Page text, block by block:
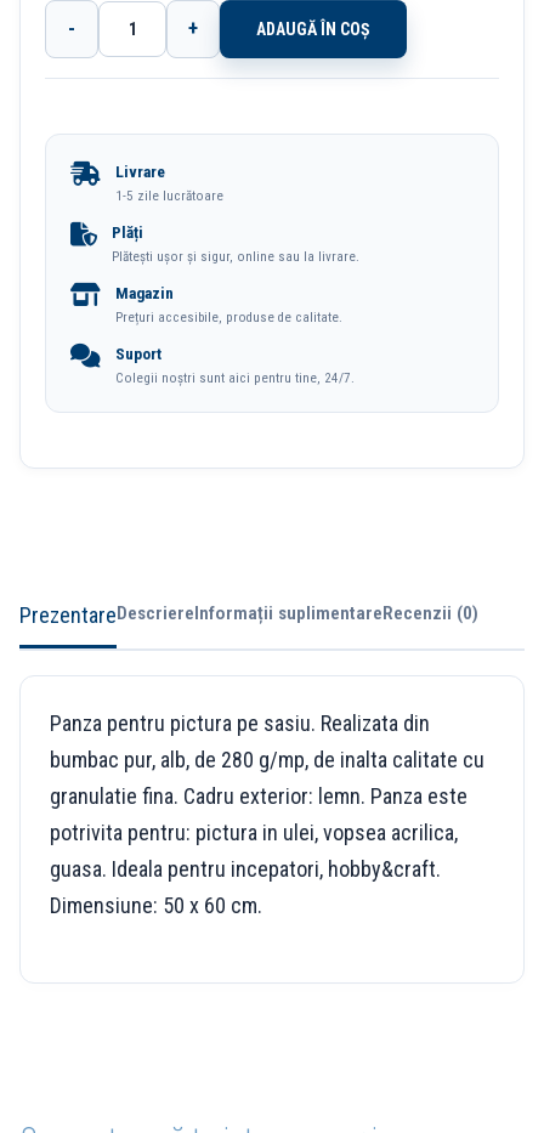
Cantitate
Panza
Sasiu
50*60cm
Deli
- + ADAUGĂ ÎN COȘ
Livrare
1-5 zile lucrătoare
Plăți
Plătești ușor și sigur, online sau la livrare.
Magazin
Prețuri accesibile, produse de calitate.
Suport
Colegii noștri sunt aici pentru tine, 24/7.
PrezentareDescriereInformații suplimentareRecenzii (0)
Panza pentru pictura pe sasiu. Realizata din
bumbac pur, alb, de 280 g/mp, de inalta calitate cu
granulatie fina. Cadru exterior: lemn. Panza este
potrivita pentru: pictura in ulei, vopsea acrilica,
guasa. Ideala pentru incepatori, hobby&craft.
Dimensiune: 50 x 60 cm.